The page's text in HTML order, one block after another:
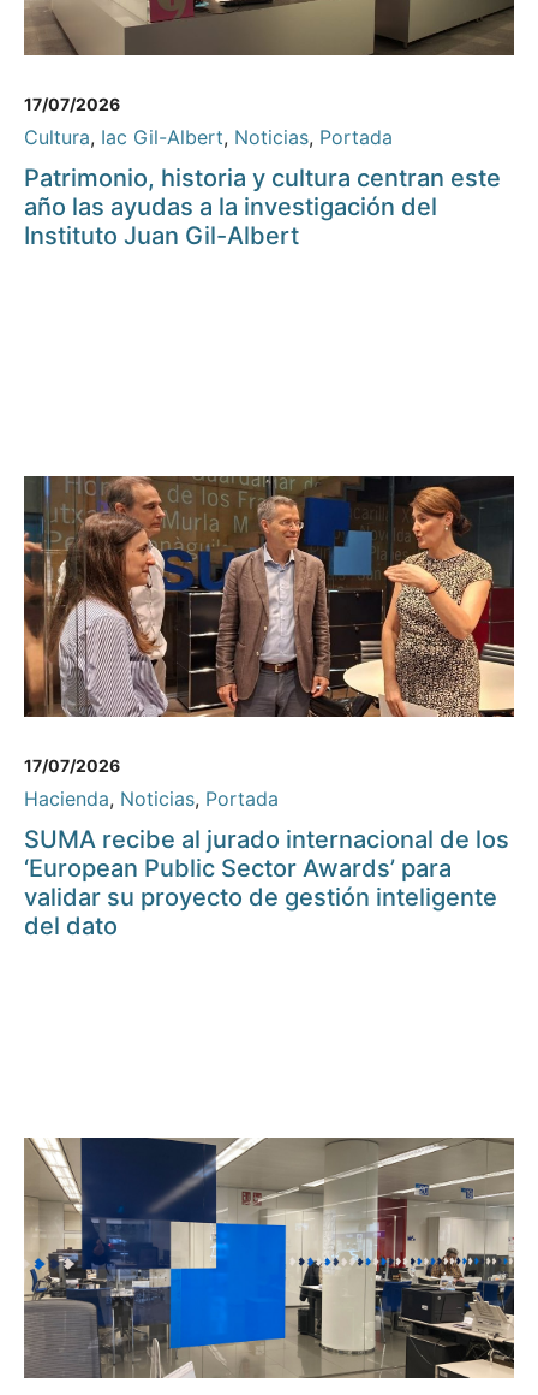
17/07/2026
Cultura, Iac Gil-Albert, Noticias, Portada
Patrimonio, historia y cultura centran este
año las ayudas a la investigación del
Instituto Juan Gil-Albert
17/07/2026
Hacienda, Noticias, Portada
SUMA recibe al jurado internacional de los
‘European Public Sector Awards’ para
validar su proyecto de gestión inteligente
del dato